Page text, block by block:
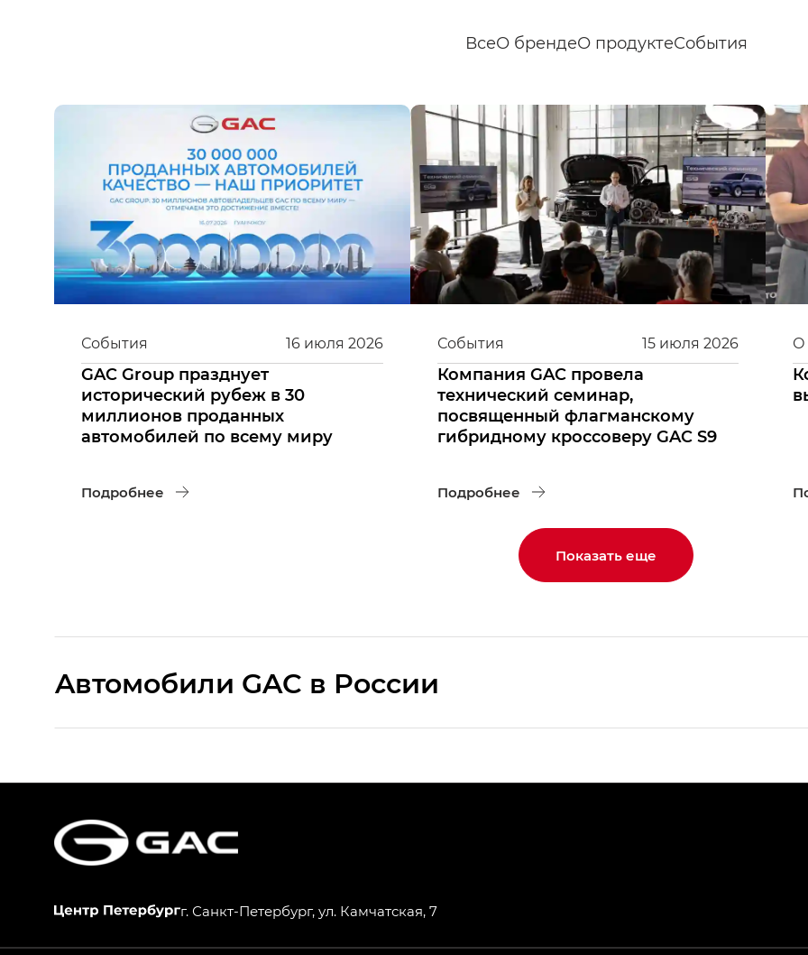
ВсеО брендеО продуктеСобытия
16 июля 2026
События
GAC Group празднует
исторический рубеж в 30
миллионов проданных
автомобилей по всему миру
Подробнее
15 июля 2026
События
Компания GAC провела
технический семинар,
посвященный флагманскому
гибридному кроссоверу GAC S9
Подробнее
О
Показать еще
Aвтомобили GAC в России
HYPTEC HT — Хайптек Эйч Ти (HYPTEC HT) в комплектации Экс ПРЕМИУМ — EX PREMIUM
г. Санкт-Петербург, ул. Камчатская, 7